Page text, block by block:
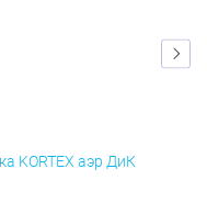
KORTEX аэр ДиК